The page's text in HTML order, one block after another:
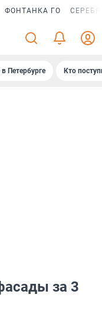
ФОНТАНКА ГО
Петербурге Кто
за 3